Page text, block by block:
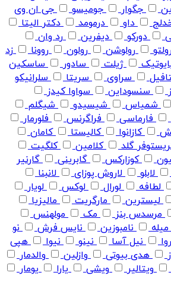
جگوار جومیسو
جی ان وی
داو درمومد
دکتر الیتا
دورکو دیفرین
رد وان
رولوشن رولون روونا
زد
ژیلت سادور
ساسکین
سراوی سریتا
سلرانیکو
سنسوداین
سواوا کیدز
شمیاس شیسیدو
شیگلم
فارماسی فراگرنس
فلورمار
کازانوا کالیستا
کامان
گلد کلامین
کلگیت
کوزارکس گابرینی
گارنیر
لابلو لاروش پوزای
لانبنا
لطافه لورال لوکس
لویار
لیسترین مارگریت
مالیزیا
مرسدس بنز مک
مولهنس
میله نامبوزین نایس فرش
نو
نیل آسا نینو نیوا
هپی
هدی بیوتی وازلین
والدمار
ویتالیر ویشی یارا
یومار